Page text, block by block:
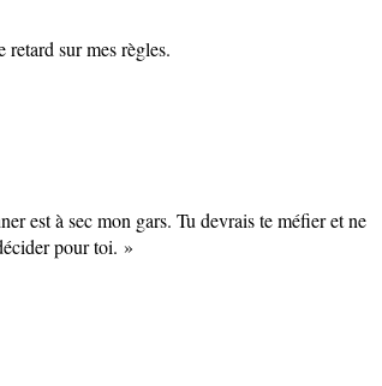
retard sur mes règles.
est à sec mon gars. Tu devrais te méfier et ne
pour toi. »